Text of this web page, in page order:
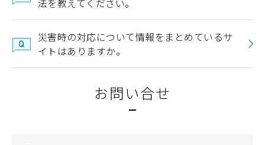
災害時の対応について情報をまとめているサ
イトはありますか。
お問い合せ